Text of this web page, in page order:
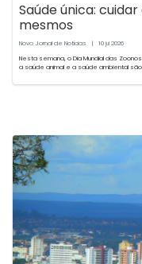
Saúde única:
mesmos
Novo Jornal de Notícias | 10 jul2026
Nesta semana, o Dia Mundial das
a saúde animal e a saúde ambiental